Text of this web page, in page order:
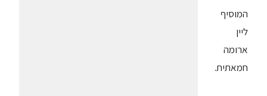
המוסיף
ליין
ארומה
חמאתית.